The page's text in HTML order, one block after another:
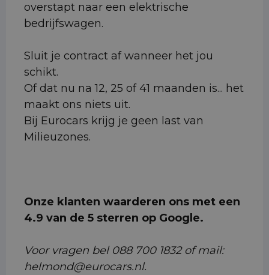
overstapt naar een elektrische
bedrijfswagen.
Sluit je contract af wanneer het jou
schikt.
Of dat nu na 12, 25 of 41 maanden is... het
maakt ons niets uit.
Bij Eurocars krijg je geen last van
Milieuzones.
Onze klanten waarderen ons met een
4.9 van de 5 sterren op Google.
Voor vragen bel 088 700 1832 of mail:
helmond@eurocars.nl.